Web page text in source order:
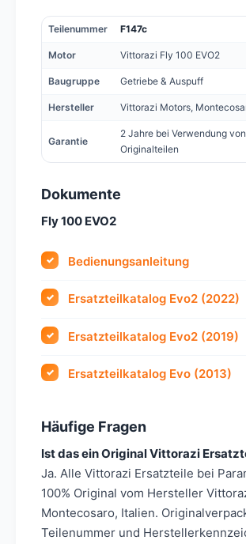
Teilenummer F147c
Motor Vittorazi Fly 100 EVO2
Baugruppe Getriebe & Auspuff
Hersteller Vittorazi Motors,
Garantie
2 Jahre bei Verwendung von
Originalteilen
Dokumente
Fly 100 EVO2
Bedienungsanleitung
Ersatzteilkatalog Evo2 (2022)
Ersatzteilkatalog Evo2 (2019)
Ersatzteilkatalog Evo (2013)
Häufige Fragen
Ist das ein Original Vittorazi
Ja. Alle Vittorazi Ersatzteile bei
100% Original vom Hersteller
Montecosaro, Italien.
Teilenummer und